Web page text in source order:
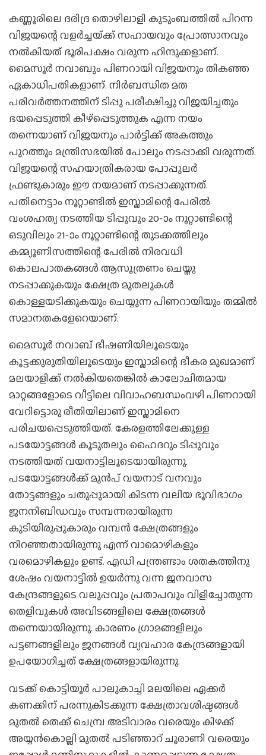
കണ്ണൂരിലെ ദരിദ്ര തൊഴിലാളി കുടുംബത്തില്‍ പിറന്ന
വിജയന്റെ വളര്‍ച്ചയ്‌ക്ക് സഹായവും പ്രോത്സാനവും
നല്‍കിയത് ഭൂരിപക്ഷം വരുന്ന ഹിന്ദുക്കളാണ്.
മൈസൂര്‍ നവാബും പിണറായി വിജയനും തികഞ്ഞ
ഏകാധിപതികളാണ്. നിര്‍ബന്ധിത മത
പരിവര്‍ത്തനത്തിന് ടിപ്പു പരീക്ഷിച്ചു വിജയിച്ചതും
ഭയപ്പെടുത്തി കീഴ്‌പ്പെടുത്തുക എന്ന നയം
തന്നെയാണ് വിജയനും പാര്‍ട്ടിക്ക് അകത്തും
പുറത്തും മന്ത്രിസഭയില്‍ പോലും നടപ്പാക്കി വരുന്നത്.
വിജയന്റെ സഹയാത്രികരായ പോപ്പുലര്‍
ഫ്രണ്ടുകാരും ഈ നയമാണ് നടപ്പാക്കുന്നത്.
പതിനെട്ടാം നൂറ്റാണ്ടില്‍ ഇസ്ലാമിന്റെ പേരില്‍
വംശഹത്യ നടത്തിയ ടിപ്പുവും 20-ാം നൂറ്റാണ്ടിന്റെ
ഒടുവിലും 21-ാം നൂറ്റാണ്ടിന്റെ തുടക്കത്തിലും
കമ്മ്യൂണിസത്തിന്റെ പേരില്‍ നിരവധി
കൊലപാതകങ്ങള്‍ ആസൂത്രണം ചെയ്തു
നടപ്പാക്കുകയും ക്ഷേത്ര മുതലുകള്‍
കൊള്ളയടിക്കുകയും ചെയ്യുന്ന പിണറായിയും തമ്മില്‍
സമാനതകളേറെയാണ്.
മൈസൂര്‍ നവാബ് ഭീഷണിയിലൂടെയും
കൂട്ടക്കുരുതിയിലൂടെയും ഇസ്ലാമിന്റെ ഭീകര മുഖമാണ്
മലയാളിക്ക് നല്‍കിയതെങ്കില്‍ കാലോചിതമായ
മാറ്റങ്ങളോടെ വീട്ടിലെ വിവാഹബന്ധംവഴി പിണറായി
വേറിട്ടൊരു രീതിയിലാണ് ഇസ്ലാമിനെ
പരിചയപ്പെടുത്തിയത്. കേരളത്തിലേക്കുള്ള
പടയോട്ടങ്ങള്‍ കൂടുതലും ഹൈദറും ടിപ്പുവും
നടത്തിയത് വയനാട്ടിലൂടെയായിരുന്നു.
പടയോട്ടങ്ങള്‍ക്ക് മുന്‍പ് വയനാട് വനവും
തോട്ടങ്ങളും ചതുപ്പുമായി കിടന്ന വലിയ ഭൂവിഭാഗം
ജനനിബിഡവും സമ്പന്നരായിരുന്ന
കുടിയിരുപ്പുകാരും വമ്പന്‍ ക്ഷേത്രങ്ങളും
നിറഞ്ഞതായിരുന്നു എന്ന് വാമൊഴികളും
വരമൊഴികളും ഉണ്ട്. എഡി പന്ത്രണ്ടാം ശതകത്തിനു
ശേഷം വയനാട്ടില്‍ ഉയര്‍ന്നു വന്ന ജനവാസ
കേന്ദ്രങ്ങളുടെ വലുപ്പവും പ്രതാപവും വിളിച്ചോതുന്ന
തെളിവുകള്‍ അവിടങ്ങളിലെ ക്ഷേത്രങ്ങള്‍
തന്നെയായിരുന്നു. കാരണം ഗ്രാമങ്ങളിലും
പട്ടണങ്ങളിലും ജനങ്ങള്‍ വ്യവഹാര കേന്ദ്രങ്ങളായി
ഉപയോഗിച്ചത് ക്ഷേത്രങ്ങളായിരുന്നു.
വടക്ക് കൊട്ടിയൂര്‍ പാലുകാച്ചി മലയിലെ ഏക്കര്‍
കണക്കിന് പരന്നുകിടക്കുന്ന ക്ഷേത്രാവശിഷ്ടങ്ങള്‍
മുതല്‍ തെക്ക് ചെമ്പ്ര അടിവാരം വരെയും കിഴക്ക്
അയ്യന്‍കൊല്ലി മുതല്‍ പടിഞ്ഞാറ് ചൂരാണി വരെയും